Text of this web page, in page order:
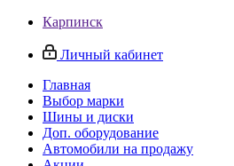
Карпинск
Личный кабинет
Главная
Выбор марки
Шины и диски
Доп. оборудование
Автомобили на продажу